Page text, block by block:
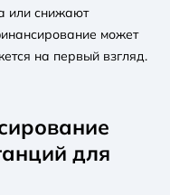
или снижают
может
на первый взгляд.
для